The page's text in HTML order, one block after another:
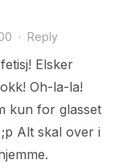
· Reply
Elsker
Oh-la-la!
kun for glasset
Alt skal over i